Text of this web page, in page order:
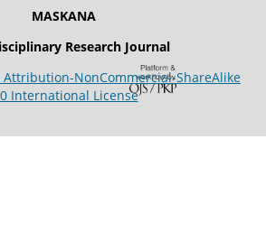
MASKANA
Research Journal
Attribution-NonCommercial-ShareAlike
International License